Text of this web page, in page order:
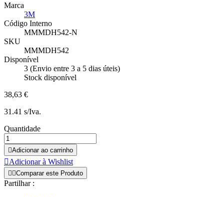
Marca
3M
Código Interno
MMMDH542-N
SKU
MMMDH542
Disponível
3 (Envio entre 3 a 5 dias úteis)
Stock disponível
38,63 €
31.41 s/Iva.
Quantidade
Adicionar ao carrinho
Adicionar à Wishlist
 Comparar este Produto
Partilhar :